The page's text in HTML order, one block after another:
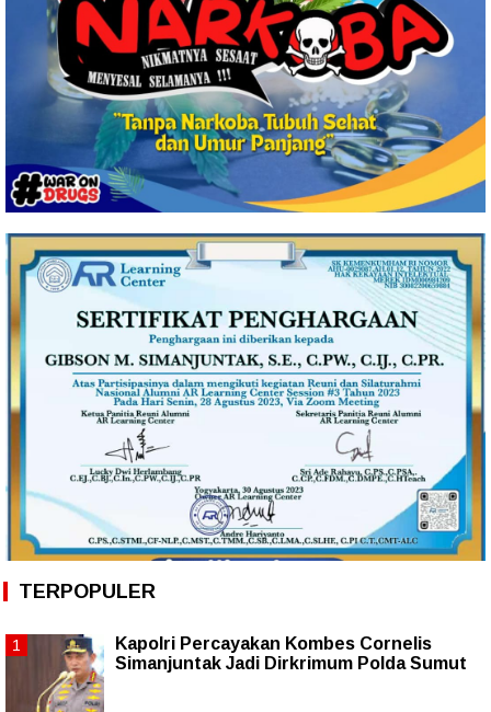
TERPOPULER
Kapolri Percayakan Kombes Cornelis
Simanjuntak Jadi Dirkrimum Polda Sumut